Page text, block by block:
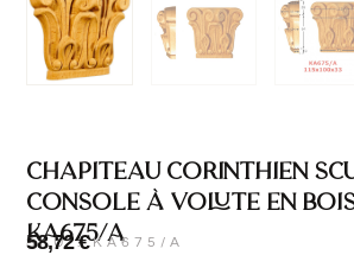
Chapiteau corinthien
console à volute en
KA675/A
SKU : KA675/A
58,72€